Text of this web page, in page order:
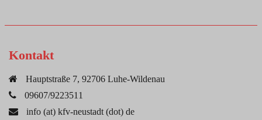
Kontakt
Hauptstraße 7, 92706 Luhe-Wildenau
09607/9223511
info (at) kfv-neustadt (dot) de